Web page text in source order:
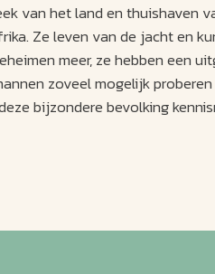
van het land en thuishaven
Ze leven van de jacht en
meer, ze hebben een
zoveel mogelijk
bijzondere bevolking